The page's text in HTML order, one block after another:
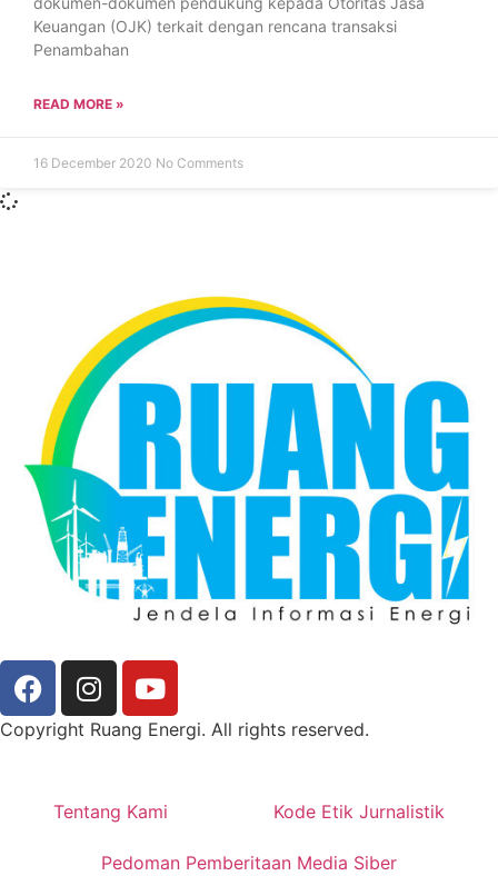
Keuangan (OJK) terkait dengan rencana transaksi
Penambahan
READ MORE »
16 December 2020 No Comments
Copyright Ruang Energi. All rights reserved.
Tentang Kami Kode Etik Jurnalistik
Pedoman Pemberitaan Media Siber